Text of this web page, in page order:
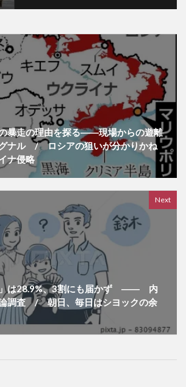
暴走の理由を探る――現場からの遊離
ナル / ロシアの狙いが分かりかね
ナ侵略
Next
」は28.9%、3割にも届かず ―― 内
調査 / 朝日、毎日はシヨックの余